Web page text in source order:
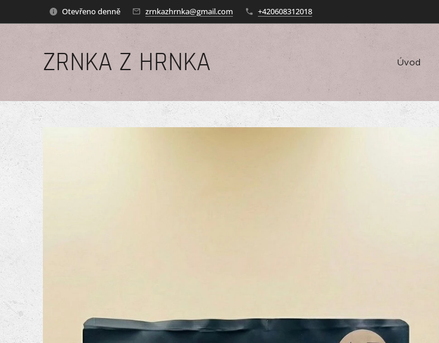
Otevřeno denně zrnkazhrnka@gmail.com +420608312018
ZRNKA Z HRNKA Úvod